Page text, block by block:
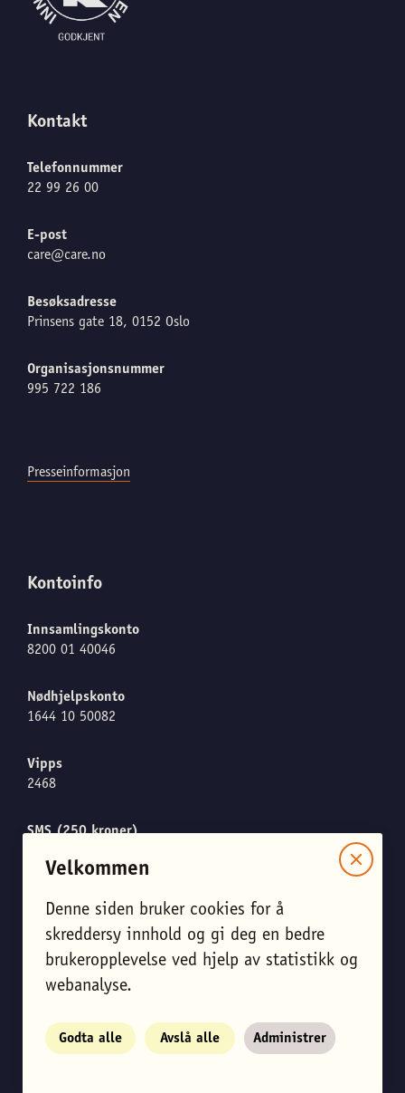
Velkommen
Denne siden bruker cookies for å
skreddersy innhold og gi deg en bedre
brukeropplevelse ved hjelp av statistikk og
webanalyse.
Godta alle Avslå alle Administrer
Kontakt
Telefonnummer
22 99 26 00
E-post
care@care.no
Besøksadresse
Prinsens gate 18, 0152 Oslo
Organisasjonsnummer
995 722 186
Presseinformasjon
Kontoinfo
Innsamlingskonto
8200 01 40046
Nødhjelpskonto
1644 10 50082
Vipps
2468
SMS (250 kroner)
Meld meg på nyhetsbrevet
Endre personverninnstillinger
View English site